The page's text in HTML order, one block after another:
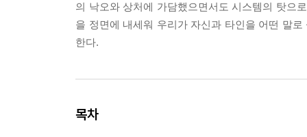
의 낙오와 상처에 가담했으면서도 시스템의 탓으
을 정면에 내세워 우리가 자신과 타인을 어떤 말
한다.
목차